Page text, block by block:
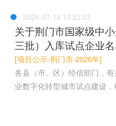
2026-07-14 10:52:03
关于荆门市国家级中
三批）入库试点企业
[项目公示-荆门市-2026年]
各县（市、区）经信部门，
业数字化转型城市试点建设